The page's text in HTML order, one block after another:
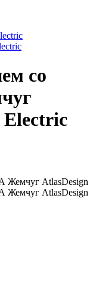
со
Electric